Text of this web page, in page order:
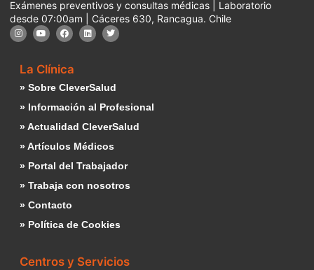
Exámenes preventivos y consultas médicas | Laboratorio
desde 07:00am | Cáceres 630, Rancagua. Chile
La Clínica
» Sobre CleverSalud
» Información al Profesional
» Actualidad CleverSalud
» Artículos Médicos
» Portal del Trabajador
» Trabaja con nosotros
» Contacto
» Política de Cookies
Centros y Servicios